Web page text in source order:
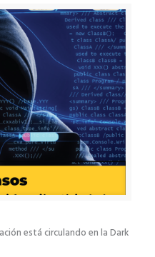
está circulando en la Dark